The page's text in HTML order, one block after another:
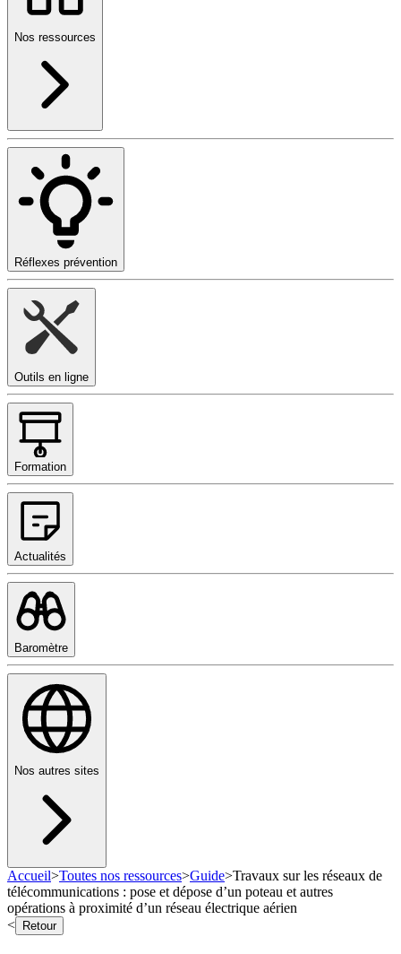
Nos ressources
Réflexes prévention
Outils en ligne
Formation
Actualités
Baromètre
Nos autres sites
Accueil>Toutes nos ressources>Guide>Travaux sur les réseaux de
télécommunications : pose et dépose d’un poteau et autres
opérations à proximité d’un réseau électrique aérien
<
Retour